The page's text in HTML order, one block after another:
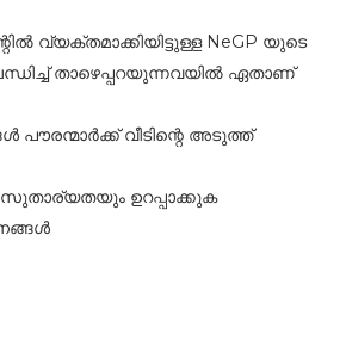
വ്യക്തമാക്കിയിട്ടുള്ള NeGP യുടെ
താഴെപ്പറയുന്നവയില്‍ ഏതാണ്‌
വീടിന്റെ അടുത്ത്‌
ഉറപ്പാക്കുക